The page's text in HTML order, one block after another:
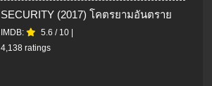
SECURITY (2017) โคตรยามอันตราย
IMDB: 5.6 / 10
4,138 ratings